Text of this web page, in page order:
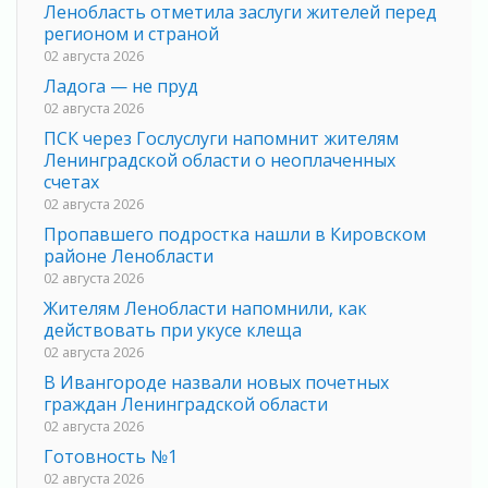
Ленобласть отметила заслуги жителей перед
регионом и страной
02 августа 2026
Ладога — не пруд
02 августа 2026
ПСК через Гослуслуги напомнит жителям
Ленинградской области о неоплаченных
счетах
02 августа 2026
Пропавшего подростка нашли в Кировском
районе Ленобласти
02 августа 2026
Жителям Ленобласти напомнили, как
действовать при укусе клеща
02 августа 2026
В Ивангороде назвали новых почетных
граждан Ленинградской области
02 августа 2026
Готовность №1
02 августа 2026